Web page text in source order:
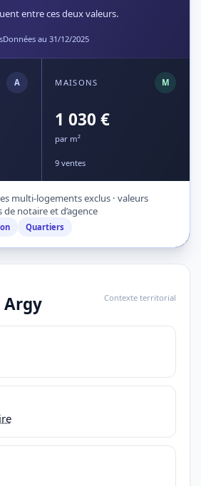
entre ces deux valeurs.
Données au 31/12/2025
A MAISONS M
1 030 €
par m²
9 ventes
multi-logements exclus · valeurs
notaire et d’agence
Quartiers
Argy Contexte territorial